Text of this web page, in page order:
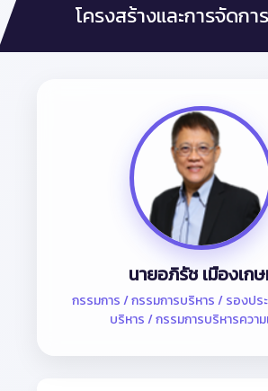
โครงสร้างและการจัดการ
นายอภิรัช เมืองเก
กรรมการ / กรรมการบริหาร / รองประ
บริหาร / กรรมการบริหารควา